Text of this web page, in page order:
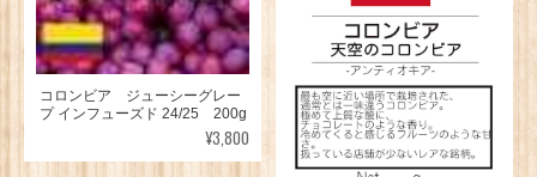
コロンビア ジューシーグレー
プ インフューズド 24/25 200g
¥3,800